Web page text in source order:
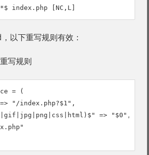
index.php [NC,L]
以下重写规则有效：
写规则
= (
"/index.php?$1",
=> "$0",